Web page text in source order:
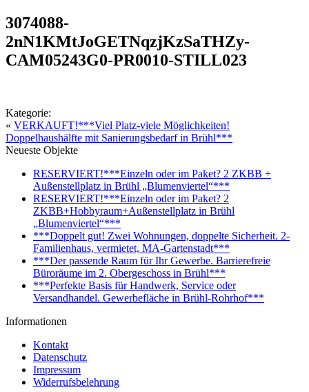
3074088-
2nN1KMtJoGETNqzjKzSaTHZy-
CAM05243G0-PR0010-STILL023
Kategorie:
« VERKAUFT!***Viel Platz-viele Möglichkeiten!
Doppelhaushälfte mit Sanierungsbedarf in Brühl***
Neueste Objekte
RESERVIERT!***Einzeln oder im Paket? 2 ZKBB +
Außenstellplatz in Brühl „Blumenviertel“***
RESERVIERT!***Einzeln oder im Paket? 2
ZKBB+Hobbyraum+Außenstellplatz in Brühl
„Blumenviertel“***
***Doppelt gut! Zwei Wohnungen, doppelte Sicherheit. 2-
Familienhaus, vermietet, MA-Gartenstadt***
***Der passende Raum für Ihr Gewerbe. Barrierefreie
Büroräume im 2. Obergeschoss in Brühl***
***Perfekte Basis für Handwerk, Service oder
Versandhandel. Gewerbefläche in Brühl-Rohrhof***
Informationen
Kontakt
Datenschutz
Impressum
Widerrufsbelehrung